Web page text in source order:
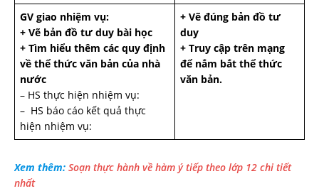
GV giao nhiệm vụ:
+ Vẽ bản đồ tư duy bài học
+ Tìm hiểu thêm các quy định
về thể thức văn bản của nhà
nước
– HS thực hiện nhiệm vụ:
– HS báo cáo kết quả thực
hiện nhiệm vụ:
+ Vẽ đúng bản đồ tư
duy
+ Truy cập trên mạng
để nắm bắt thể thức
văn bản.
Xem thêm: Soạn thực hành về hàm ý tiếp theo lớp 12 chi tiết
nhất